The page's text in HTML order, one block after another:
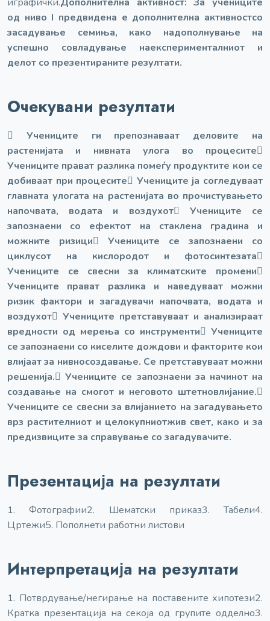
од ниво I предвидена е дополнителна активностсо
засадување семиња, како надополнување на
успешно совладување наексперименталниот и
делот со презентираните резултати.
Очекувани резултати
 Учениците ги препознаваат деловите на
растенијата и нивната улога во процесите
Учениците прават разлика помеѓу продуктите кои се
добиваат при процесите Учениците ја согледуваат
главната улогата на растенијата во прочистувањето
напочвата, водата и воздухот Учениците се
запознаени со ефектот на стаклена градина и
можните ризици Учениците се запознаени со
циклусот на кислородот и фотосинтезата
Учениците се свесни за климатските промени
Учениците прават разлика и наведуваат можни
ризик фактори и загадувачи напочвата, водата и
воздухот Учениците претставуваат и анализираат
вредности од мерења со инструменти Учениците
се запознаени со киселите дождови и факторите кои
влијаат за нивносоздавање. Се претставуваат можни
решенија. Учениците се запознаени за начинот на
создавање на смогот и неговото штетновлијание.
Учениците се свесни за влијанието на загадувањето
врз растителниот и целокупниотжив свет, како и за
предизвиците за справување со загадувачите.
Презентација на резултати
1. Фотографии2. Шематски приказ3. Табели4.
Цртежи5. Пополнети работни листови
Интерпретација на резултати
1. Потврдување/негирање на поставените хипотези2.
Кратка презентација на секоја од групите одделно3.